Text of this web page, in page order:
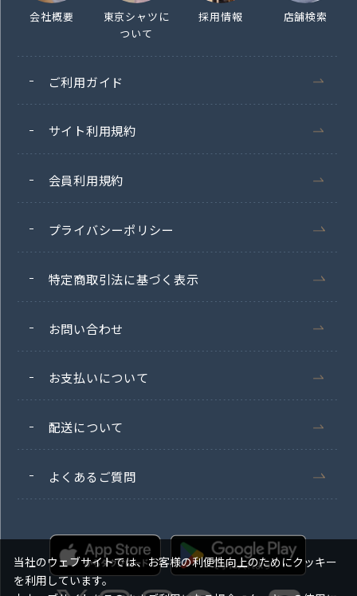
会社概要
東京シャツに
ついて
採用情報 店舗検索
ご利用ガイド
サイト利用規約
会員利用規約
プライバシーポリシー
特定商取引法に基づく表示
お問い合わせ
お支払いについて
配送について
よくあるご質問
当社のウェブサイトでは、お客様の利便性向上のためにクッキー
を利用しています。